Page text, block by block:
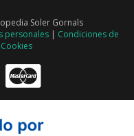
Soler Gornals
personales| Condiciones de